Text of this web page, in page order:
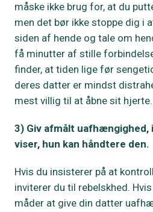
måske ikke brug for, at du
men det bør ikke stoppe dig i
siden af hende og tale om
få minutter af stille
finder, at tiden lige før
deres datter er mindst
mest villig til at åbne sit hjerte.
3) Giv afmålt uafhængighed,
viser, hun kan håndtere den.
Hvis du insisterer på at
inviterer du til rebelskhed.
måder at give din datter